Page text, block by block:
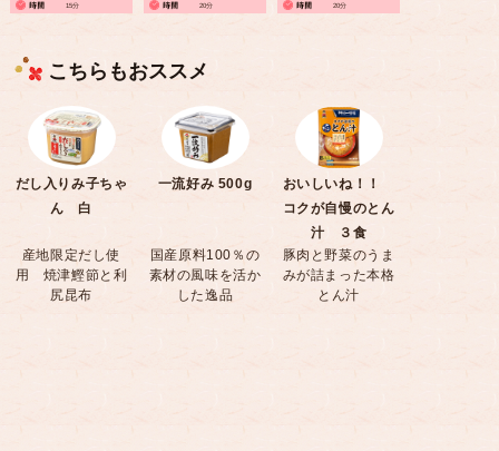
15分 20分 20分
こちらもおススメ
だし入りみ子ちゃ
ん 白
産地限定だし使
用 焼津鰹節と利
尻昆布
一流好み 500g
国産原料100％の
素材の風味を活か
した逸品
おいしいね！！
コクが自慢のとん
汁 ３食
豚肉と野菜のうま
みが詰まった本格
とん汁